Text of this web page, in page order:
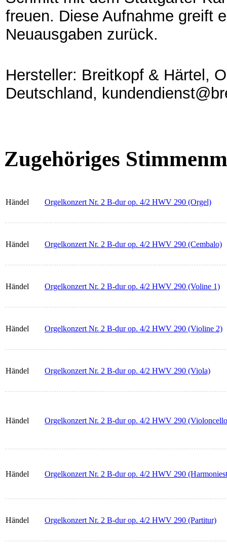
freuen. Diese Aufnahme greift
Neuausgaben zurück.
Hersteller: Breitkopf & Härtel,
Deutschland,
Zugehöriges
Händel Orgelkonzert Nr. 2 B-dur op. 4/2 HWV 290 (Orgel)
Händel Orgelkonzert Nr. 2 B-dur op. 4/2 HWV 290 (Cembalo)
Händel Orgelkonzert Nr. 2 B-dur op. 4/2 HWV 290 (Voline 1)
Händel Orgelkonzert Nr. 2 B-dur op. 4/2 HWV 290 (Violine 2)
Händel Orgelkonzert Nr. 2 B-dur op. 4/2 HWV 290 (Viola)
Händel Orgelkonzert Nr. 2 B-dur op. 4/2 HWV 290
Händel Orgelkonzert Nr. 2 B-dur op. 4/2 HWV 290
Händel Orgelkonzert Nr. 2 B-dur op. 4/2 HWV 290 (Partitur)